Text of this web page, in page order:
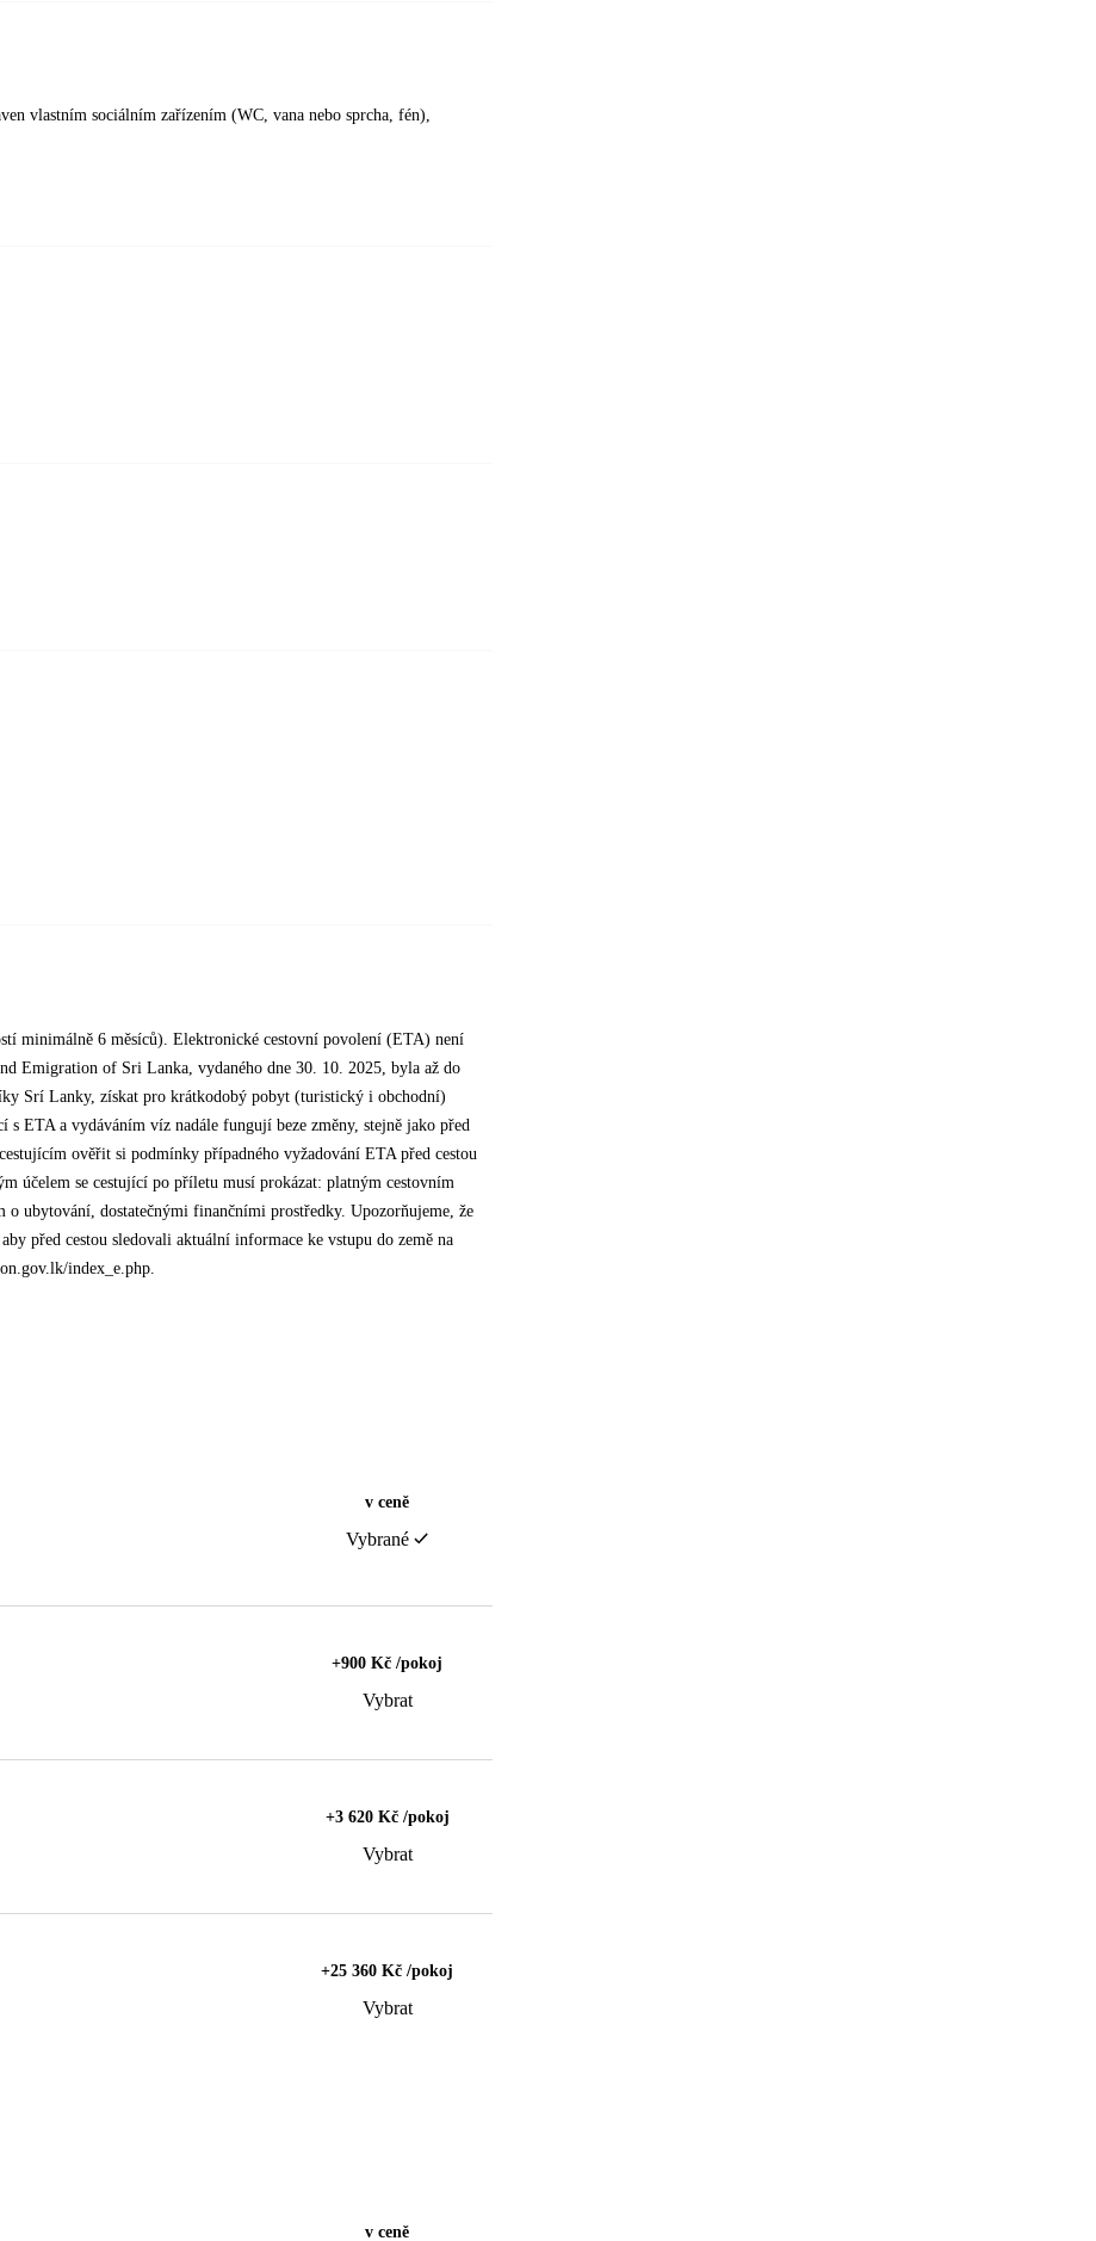
vlastním sociálním zařízením (WC, vana nebo sprcha, fén),
minimálně 6 měsíců). Elektronické cestovní povolení (ETA) není
Emigration of Sri Lanka, vydaného dne 30. 10. 2025, byla až do
Srí Lanky, získat pro krátkodobý pobyt (turistický i obchodní)
ETA a vydáváním víz nadále fungují beze změny, stejně jako před
ověřit si podmínky případného vyžadování ETA před cestou
účelem se cestující po příletu musí prokázat: platným cestovním
ubytování, dostatečnými finančními prostředky. Upozorňujeme, že
před cestou sledovali aktuální informace ke vstupu do země na
index_e.php.
v ceně
Vybrané
+900 Kč /pokoj
Vybrat
+3 620 Kč /pokoj
Vybrat
+25 360 Kč /pokoj
Vybrat
v ceně